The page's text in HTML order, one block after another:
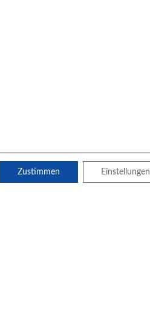
Zustimmen Einstellungen